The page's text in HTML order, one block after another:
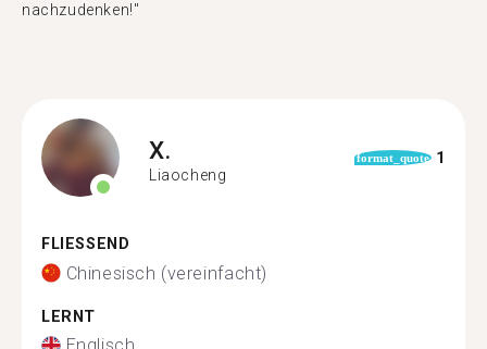
nachzudenken!"
X.
Liaocheng
format_quote 1
FLIESSEND
Chinesisch (vereinfacht)
LERNT